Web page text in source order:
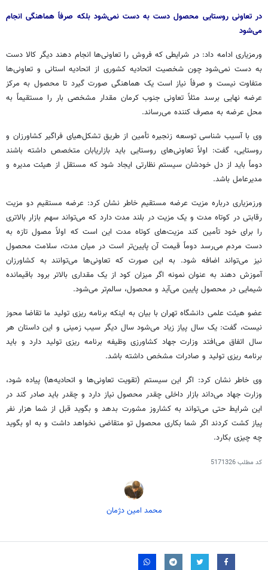
در تعاونی روستایی محصول دست به دست نمی‌شود بلکه صرفاً هماهنگی انجام
می‌شود
ورمزیاری ادامه داد: در شرایطی که فروش را تعاونی‌ها انجام دهند دیگر کالا دست
به دست نمی‌شود چون شخصیت اتحادیه کشوری از اتحادیه استانی و تعاونی‌ها
متفاوت نیست و صرفاً نیاز است یک هماهنگی صورت گیرد تا محصول به مرکز
عرضه نهایی برسد مثلاً تعاونی جنوب کرمان مقدار مشخصی بار را مستقیماً به
محل عرضه به مصرف کننده می‌رساند.
وی با آسیب شناسی توسعه زنجیره تأمین از طریقتشکل‌هیای فراگیر کشاورزان و
روستایی، گفت: اولاً تعاونی‌های روستایی باید بازاریابان متخصص داشته باشند
دوماً باید از دل خودشان سیستم نظارتی ایجاد شود که مستقل از هیئت مدیره و
مدیرعامل باشد.
ورزمزیاری درباره مزیت عرضه مستقیم خاطر نشان کرد: عرضه مستقیم دو مزیت
رقابتی در کوتاه مدت و یک مزیت در بلند مدت دارد که می‌تواند سهم بازار بالاتری
را برای خود تأمین کند مزیت‌های کوتاه مدت این است که اولاً مصولتازه به
دست مردم می‌رسد دوماً قیمت آن پایین‌تر است در میان مدت، سلامت محصول
نیز می‌تواند اضافه شود. به این صورت که تعاونی‌ها می‌توانند به کشاورزان
آموزش دهند به عنوان نمونه اگر میزان کود از یک مقداری بالاتر برود باقیمانده
شیمایی در محصول پایین می‌آید و محصول، سالم‌تر می‌شود.
عضو هیئت علمی دانشگاه تهران با بیان به اینکه برنامهریزی تولید ما تقاضا محوز
نیست، گفت: یک سال پیاز زیاد می‌شود سال دیگر سیب زمینی و این داستان هر
سال اتفاق می‌افتد وزارت جهاد کشاورزی وظیفه برنامه ریزیتولید دارد و باید
برنامه ریزی تولید و صادرات مشخص داشته باشد.
وی خاطر نشان کرد: اگر این سیستم (تقویت تعاونی‌ها و اتحادیه‌ها) پیاده شود،
وزارت جهاد می‌داند بازار داخلی چقدر محصول نیاز دارد و چقدر باید صادر کند در
این شرایط حتی می‌تواند بهکشاروز مشورت بدهد و بگوید قبل از شما هزار نفر
پیاز کشت کردند اگر شما بکاری محصول تو متقاضی نخواهد داشت و به او بگوید
چه چیزی بکارد.
کد مطلب5171326
محمد امین دژمان